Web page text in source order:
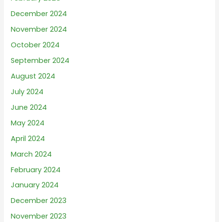
December 2024
November 2024
October 2024
September 2024
August 2024
July 2024
June 2024
May 2024
April 2024
March 2024
February 2024
January 2024
December 2023
November 2023